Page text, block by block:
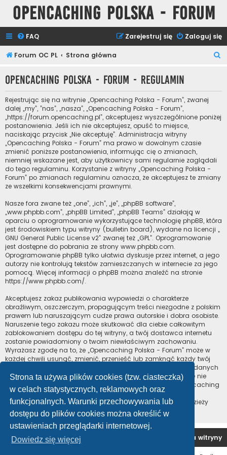
Strona ta używa plików cookies (tzw. ciasteczka)
w celach statystycznych, reklamowych oraz
funkcjonalnych. Warunki przechowywania lub
dostępu do plików cookies można określić w
ustawieniach przeglądarki internetowej.
Dowiedz się więcej
Opencaching Polska - Forum
FAQ Zaloguj się
Zarejestruj się
Forum OC PL Strona główna
k
Opencaching Polska - Forum - Regulamin
Rejestrując się na witrynie „Opencaching Polska - Forum”, zwanej
dalej „my”, ”nas”, „nasza”, „Opencaching Polska - Forum”,
„https://forum.opencaching.pl”, akceptujesz wyszczególnione poniżej
postanowienia. Jeśli ich nie akceptujesz, opuść to miejsce,
naciskając przycisk „Nie akceptuję”. Administracja witryny
„Opencaching Polska - Forum” ma prawo w dowolnym czasie
zmienić poniższe postanowienia, informując cię o zmianach,
niemniej wskazane jest, aby użytkownicy sami regularnie zaglądali
do tego regulaminu. Korzystanie z witryny „Opencaching Polska -
Forum” po zmianach regulaminu oznacza, że akceptujesz te zmiany
ze wszelkimi konsekwencjami prawnymi.
Nasze fora zwane też „one”, „ich”, „je”, „phpBB software”,
„www.phpbb.com”, „phpBB Limited”, „phpBB Teams” działają w
oparciu o oprogramowanie wykorzystujące technologię phpBB, która
jest środowiskiem typu witryny (bulletin board), wydane na licencji „
GNU General Public License v2” zwanej też „GPL”. Oprogramowanie
jest dostępne do pobrania ze strony www.phpbb.com.
Oprogramowanie phpBB tylko ułatwia dyskusje przez internet, a jego
autorzy nie kontrolują tekstów zamieszczanych w internecie za jego
pomocą. Więcej informacji o phpBB można znaleźć na stronie
https://www.phpbb.com/.
Akceptujesz zakaz publikowania wypowiedzi o charakterze
obraźliwym, oszczerczym, propagującym treści niezgodne z polskim
prawem lub naruszającym cudze prawa autorskie i dobra osobiste.
Naruszenie tego zakazu może skutkować dla ciebie całkowitym
zablokowaniem dostępu do tej witryny, a twój dostawca internetu
zostanie powiadomiony o twoim niewłaściwym zachowaniu.
Wyrażasz zgodę na to, że „Opencaching Polska - Forum” może w
każdej chwili usunąć, zmienić, przenieść lub zamknąć każdy twój
temat, post. Wyrażasz zgodę na zapisywanie wszystkich podanych
przez ciebie informacji w naszej bazie danych. Informacje te nie
będą przekazywane nikomu bez twojej zgody, ale ani „Opencaching
Polska - Forum”, ani phpBB nie ponosi odpowiedzialności za
włamania do witryny, podczas których może dojść do kradzieży
danych.
Forum OC PL Strona główna Usuń ciasteczka witryny